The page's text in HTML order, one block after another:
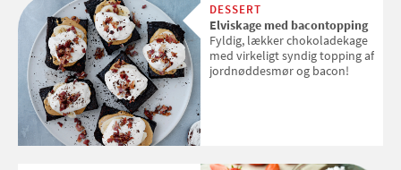
DESSERT
Elviskage med bacontopping
Fyldig, lækker chokoladekage
med virkeligt syndig topping af
jordnøddesmør og bacon!